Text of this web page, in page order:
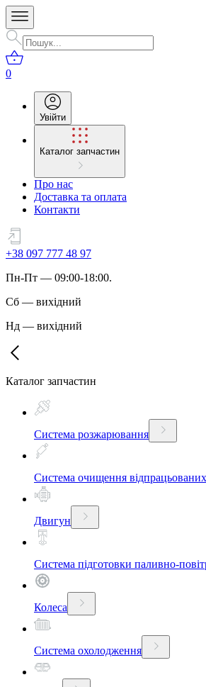
0
Увійти
Каталог запчастин
Про нас
Доставка та оплата
Контакти
+38 097 777 48 97
Пн-Пт — 09:00-18:00.
Сб — вихідний
Нд — вихідний
Каталог запчастин
Система розжарювання
Система очищення відпрацьованих
Двигун
Система підготовки паливно-
Колеса
Система охолодження